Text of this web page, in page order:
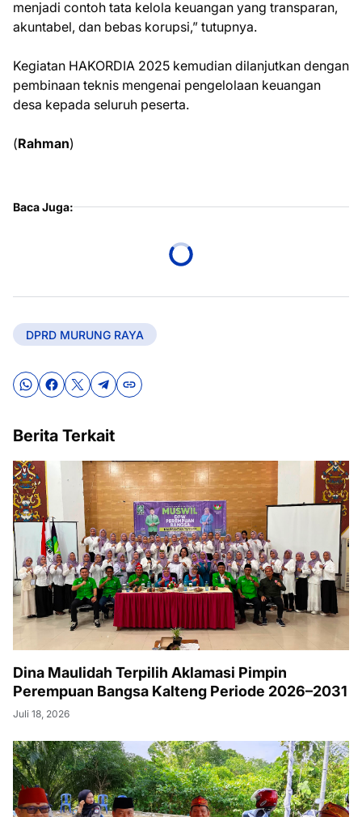
menjadi contoh tata kelola keuangan yang transparan,
akuntabel, dan bebas korupsi,” tutupnya.
Kegiatan HAKORDIA 2025 kemudian dilanjutkan dengan
pembinaan teknis mengenai pengelolaan keuangan
desa kepada seluruh peserta.
(Rahman)
Baca Juga:
DPRD MURUNG RAYA
Berita Terkait
Dina Maulidah Terpilih Aklamasi Pimpin
Perempuan Bangsa Kalteng Periode 2026–2031
Juli 18, 2026